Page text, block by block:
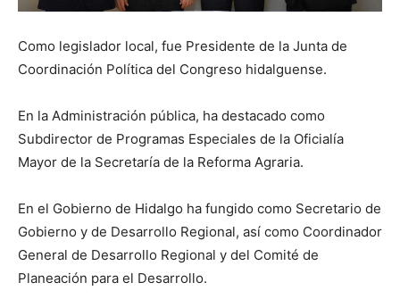
Como legislador local, fue Presidente de la Junta de
Coordinación Política del Congreso hidalguense.
En la Administración pública, ha destacado como
Subdirector de Programas Especiales de la Oficialía
Mayor de la Secretaría de la Reforma Agraria.
En el Gobierno de Hidalgo ha fungido como Secretario de
Gobierno y de Desarrollo Regional, así como Coordinador
General de Desarrollo Regional y del Comité de
Planeación para el Desarrollo.